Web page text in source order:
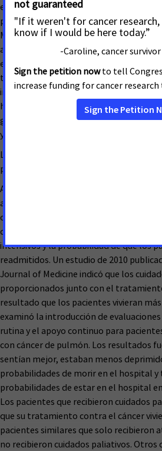
eficiencias que generan importantes
prestación de consultas de cuidados
Medicaid en cuatro hospitales del
ahorros de casi $7,000 en costos
estos pacientes pasaron menos tiempo
tenían menos probabilidades de morir
intensivos. La reducción estimada del
hospitalario de Medicaid de Nueva York,
grandes tuvieran equipos de cuidados
y $ 252 millones por año.
Los cuidados paliativos pueden agregar
pacientes y más vida a sus días.
Algunos estudios han demostrado que
atención del paciente y el tratamiento
conduce a una mayor satisfacción del
disminuye el tiempo que pasan en las
intensivos y la probabilidad de que los
readmitidos. Un estudio de 2010
Journal of Medicine indicó que los
proporcionados junto con el
resultado que los pacientes vivieran
examinó la introducción de
rutina y el apoyo continuo para
con cáncer de pulmón. Los resultados
sentían mejor, estaban menos
probabilidades de morir en el hospital y
probabilidades de estar en el hospital
Los pacientes que recibieron cuidados
que su tratamiento contra el cáncer
pacientes similares que solo recibieron
no recibieron cuidados paliativos. Otros